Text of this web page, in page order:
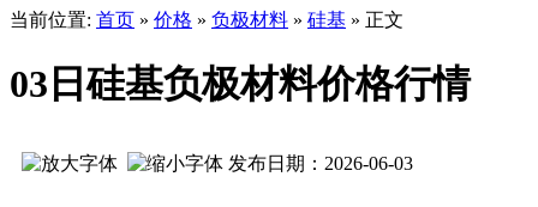
当前位置: 首页 » 价格 » 负极材料 » 硅基 » 正文
03日硅基负极材料价格行情
发布日期：2026-06-03